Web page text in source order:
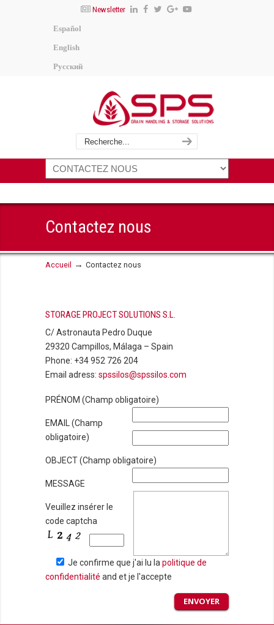
Newsletter
Español
English
Русский
Contactez nous
Accueil → Contactez nous
STORAGE PROJECT SOLUTIONS S.L.
C/ Astronauta Pedro Duque
29320 Campillos, Málaga – Spain
Phone: +34 952 726 204
Email adress: spssilos@spssilos.com
PRÉNOM (Champ obligatoire)
EMAIL (Champ
obligatoire)
OBJECT (Champ obligatoire)
MESSAGE
Veuillez insérer le
code captcha
Je confirme que j'ai lu la politique de
confidentialité and et je l'accepte